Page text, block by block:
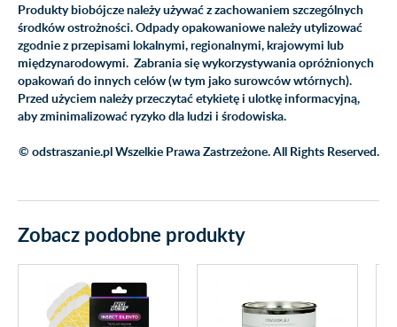
Produkty biobójcze należy używać z zachowaniem szczególnych
środków ostrożności. Odpady opakowaniowe należy utylizować
zgodnie z przepisami lokalnymi, regionalnymi, krajowymi lub
międzynarodowymi. Zabrania się wykorzystywania opróżnionych
opakowań do innych celów (w tym jako surowców wtórnych).
Przed użyciem należy przeczytać etykietę i ulotkę informacyjną,
aby zminimalizować ryzyko dla ludzi i środowiska.
© odstraszanie.pl Wszelkie Prawa Zastrzeżone. All Rights Reserved.
Zobacz podobne produkty